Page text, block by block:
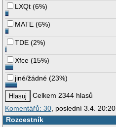
LXQt (6%)
MATE (6%)
TDE (2%)
Xfce (15%)
jiné/žádné (23%)
Celkem 2344 hlasů
Komentářů: 30 , poslední 3.4. 20:20
Rozcestník